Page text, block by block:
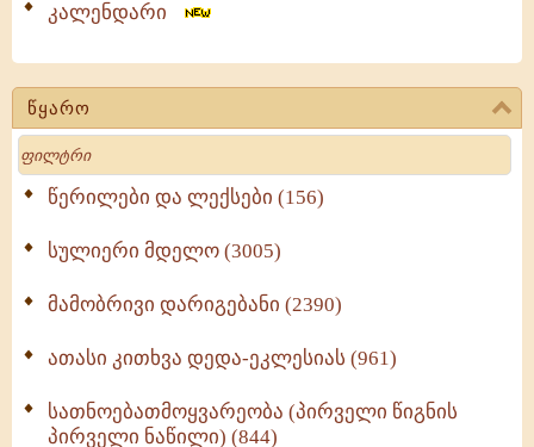
კალენდარი
წყარო
Search
წერილები და ლექსები (156)
სულიერი მდელო (3005)
მამობრივი დარიგებანი (2390)
ათასი კითხვა დედა-ეკლესიას (961)
სათნოებათმოყვარეობა (პირველი წიგნის
პირველი ნაწილი) (844)